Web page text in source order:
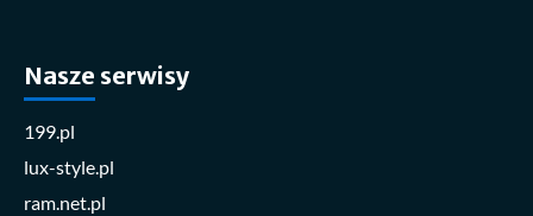
Nasze serwisy
199.pl
lux-style.pl
ram.net.pl